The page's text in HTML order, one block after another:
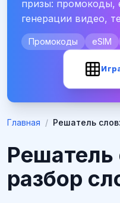
призы: промокоды,
генерации видео,
Промокоды eSIM
Главная / Решатель
Решатель
разбор